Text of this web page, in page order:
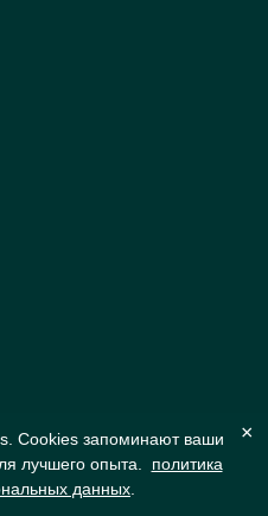
×
Cookies запоминают ваши
лучшего опыта.
политика
данных